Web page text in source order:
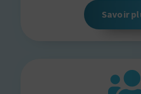
Savoir